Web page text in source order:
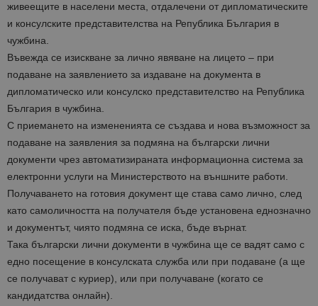
живеещите в населени места, отдалечени от дипломатическите
и консулските представителства на Република България в
чужбина.
Въвежда се изискване за лично явяване на лицето – при
подаване на заявлението за издаване на документа в
дипломатическо или консулско представителство на Република
България в чужбина.
С приемането на измененията се създава и нова възможност за
подаване на заявления за подмяна на български лични
документи чрез автоматизираната информационна система за
електронни услуги на Министерството на външните работи.
Получаването на готовия документ ще става само лично, след
като самоличността на получателя бъде установена еднозначно
и документът, чиято подмяна се иска, бъде върнат.
Така български лични документи в чужбина ще се вадят само с
едно посещение в консулската служба или при подаване (а ще
се получават с куриер), или при получаване (когато се
кандидатства онлайн).